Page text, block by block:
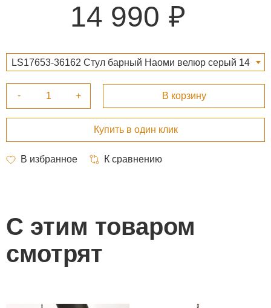
14 990
LS17653-36162 Стул барный Наоми велюр серый 14
С этим товаром
смотрят